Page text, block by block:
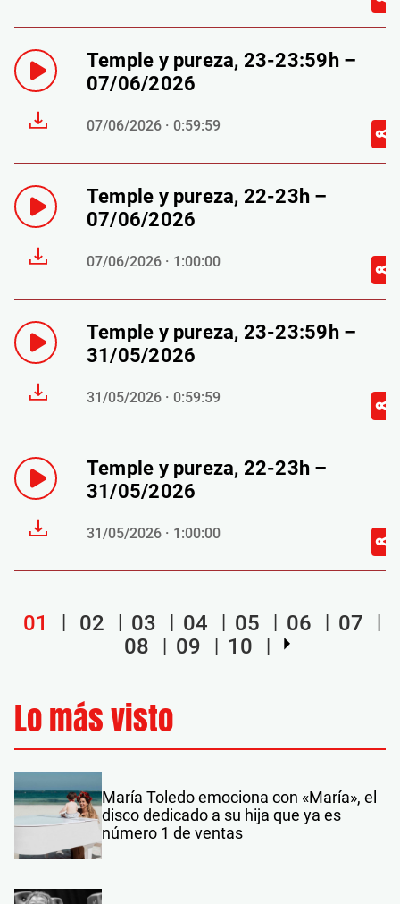
Temple y pureza, 23-23:59h –
07/06/2026
07/06/2026 · 0:59:59
Temple y pureza, 22-23h –
07/06/2026
07/06/2026 · 1:00:00
Temple y pureza, 23-23:59h –
31/05/2026
31/05/2026 · 0:59:59
Temple y pureza, 22-23h –
31/05/2026
31/05/2026 · 1:00:00
01 02 03 04 05 06
07
08
09 10
Lo más visto
María Toledo emociona con «María», el
disco dedicado a su hija que ya es
número 1 de ventas